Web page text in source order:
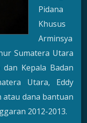
Pidana
Khusus
Arminsya
Sumatera Utara
Kepala Badan
Utara, Eddy
atau dana bantuan
2012-2013.